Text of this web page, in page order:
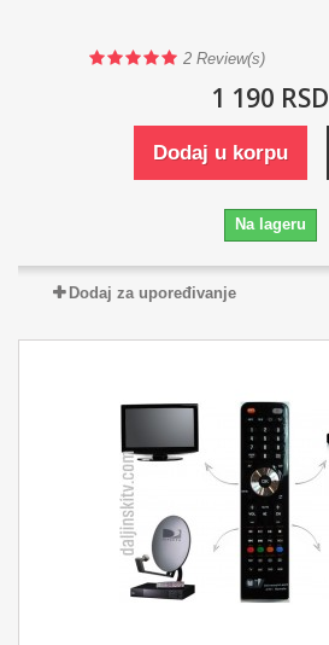
2 Review(s)
1 190 RSD
Dodaj u korpu
Na lageru
Dodaj za upoređivanje